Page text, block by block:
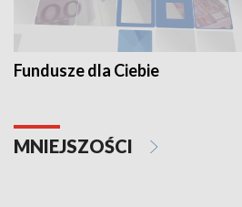
Fundusze dla Ciebie
MNIEJSZOŚCI